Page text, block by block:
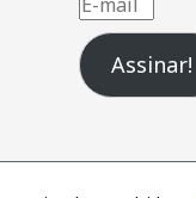
mail
Assinar!